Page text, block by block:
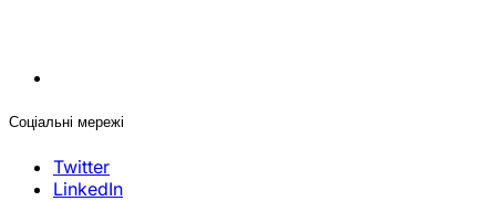
Соціальні мережі
Twitter
LinkedIn